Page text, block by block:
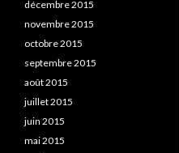
décembre 2015
novembre 2015
octobre 2015
septembre 2015
août 2015
juillet 2015
juin 2015
mai 2015